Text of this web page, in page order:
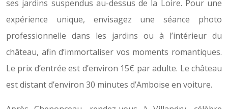
ses jardins suspendus au-dessus de la Loire. Pour une
expérience unique, envisagez une séance photo
professionnelle dans les jardins ou à l’intérieur du
château, afin d’immortaliser vos moments romantiques.
Le prix d’entrée est d’environ 15€ par adulte. Le château
est distant d’environ 30 minutes d’Amboise en voiture.